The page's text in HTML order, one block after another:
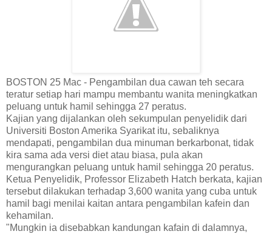
BOSTON 25 Mac - Pengambilan dua cawan teh secara
teratur setiap hari mampu membantu wanita meningkatkan
peluang untuk hamil sehingga 27 peratus.
Kajian yang dijalankan oleh sekumpulan penyelidik dari
Universiti Boston Amerika Syarikat itu, sebaliknya
mendapati, pengambilan dua minuman berkarbonat, tidak
kira sama ada versi diet atau biasa, pula akan
mengurangkan peluang untuk hamil sehingga 20 peratus.
Ketua Penyelidik, Professor Elizabeth Hatch berkata, kajian
tersebut dilakukan terhadap 3,600 wanita yang cuba untuk
hamil bagi menilai kaitan antara pengambilan kafein dan
kehamilan.
"Mungkin ia disebabkan kandungan kafain di dalamnya,